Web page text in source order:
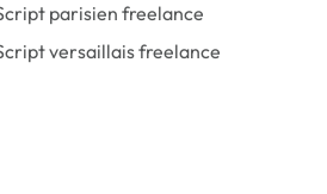
parisien freelance
versaillais freelance